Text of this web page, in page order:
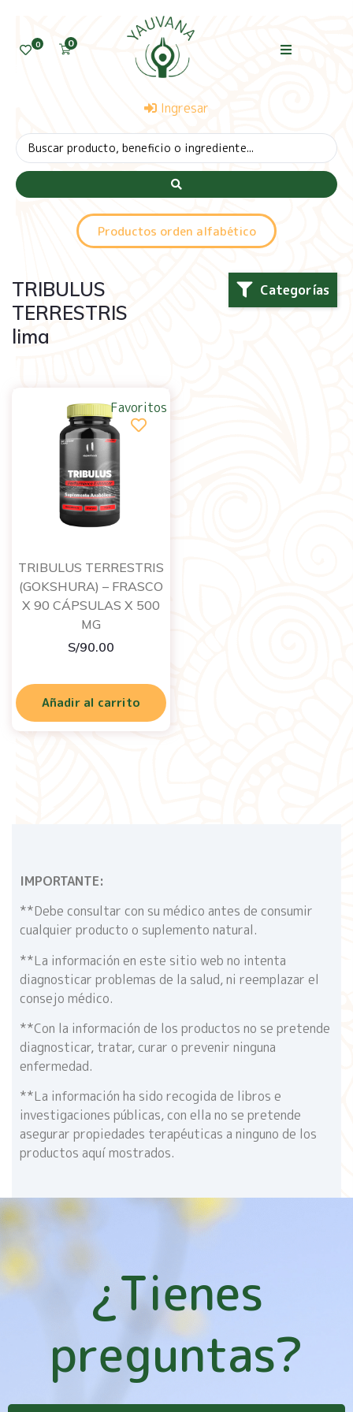
0 0
Ingresar
Productos orden alfabético
Categorías
TRIBULUS
TERRESTRIS
lima
TRIBULUS TERRESTRIS
(GOKSHURA) – FRASCO
X 90 CÁPSULAS X 500
MG
S/90.00
Añadir al carrito
Favoritos
IMPORTANTE:
**Debe consultar con su médico antes de consumir
cualquier producto o suplemento natural.
**La información en este sitio web no intenta
diagnosticar problemas de la salud, ni reemplazar el
consejo médico.
**Con la información de los productos no se pretende
diagnosticar, tratar, curar o prevenir ninguna
enfermedad.
**La información ha sido recogida de libros e
investigaciones públicas, con ella no se pretende
asegurar propiedades terapéuticas a ninguno de los
productos aquí mostrados.
¿Tienes
preguntas?